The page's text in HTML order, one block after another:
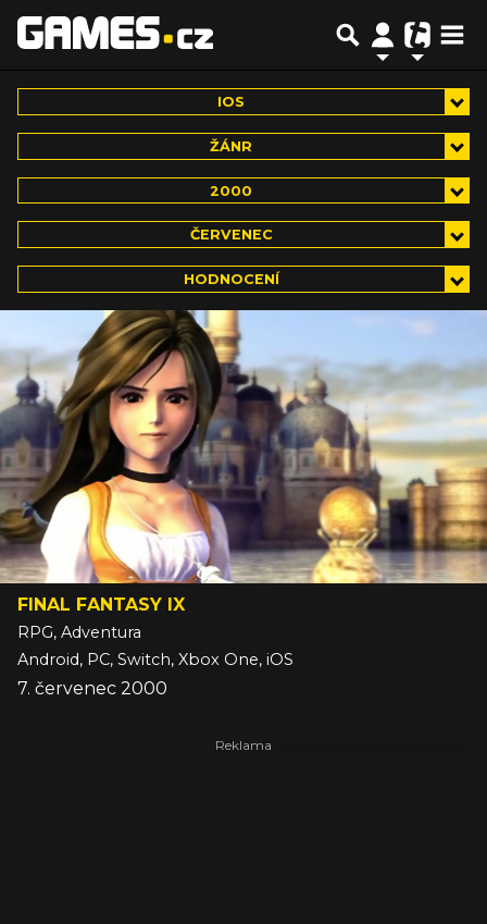
IOS
ŽÁNR
2000
ČERVENEC
HODNOCENÍ
FINAL FANTASY IX
RPG, Adventura
Android, PC, Switch, Xbox One, iOS
7. červenec 2000